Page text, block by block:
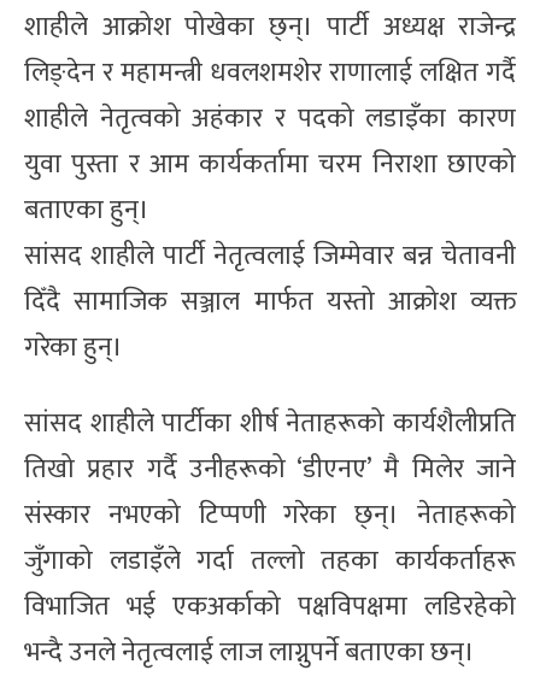
शाहीले आक्रोश पोखेका छ्न्। पार्टी अध्यक्ष राजेन्द्र
लिङ्देन र महामन्त्री धवलशमशेर राणालाई लक्षित गर्दै
शाहीले नेतृत्वको अहंकार र पदको लडाइँका कारण
युवा पुस्ता र आम कार्यकर्तामा चरम निराशा छाएको
बताएका हुन्।
​सांसद शाहीले पार्टी नेतृत्वलाई जिम्मेवार बन्न चेतावनी
दिँदै सामाजिक सञ्जाल मार्फत यस्तो आक्रोश व्यक्त
गरेका हुन्।
​सांसद शाहीले पार्टीका शीर्ष नेताहरूको कार्यशैलीप्रति
तिखो प्रहार गर्दै उनीहरूको ‘डीएनए’ मै मिलेर जाने
संस्कार नभएको टिप्पणी गरेका छ्न्। नेताहरूको
जुँगाको लडाइँले गर्दा तल्लो तहका कार्यकर्ताहरू
विभाजित भई एकअर्काको पक्षविपक्षमा लडिरहेको
भन्दै उनले नेतृत्वलाई लाज लाग्नुपर्ने बताएका छन्।